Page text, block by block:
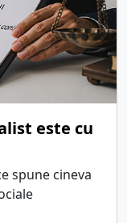
este cu
spune cineva